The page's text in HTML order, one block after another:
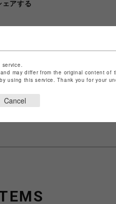
ェアする
ら
may differ from the original content of
using this service. Thank you for your
Cancel